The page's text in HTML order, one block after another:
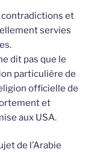
et
servies
dit pas que le
particulière de
officielle de
et
aux USA.
de l’Arabie